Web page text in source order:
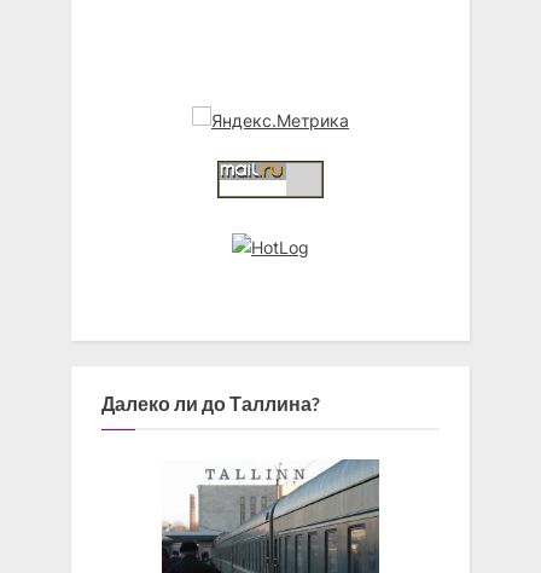
Далеко ли до Таллина?